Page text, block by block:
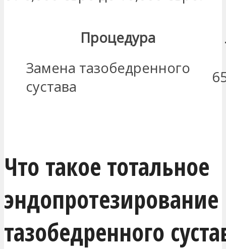
Процедура
Замена тазобедренного
сустава
Что такое тотальное
эндопротезирование
тазобедренного